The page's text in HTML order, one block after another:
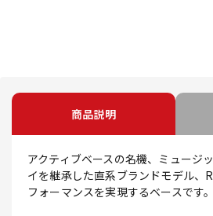
商品説明
アクティブベースの名機、ミュージ
イを継承した直系ブランドモデル、
フォーマンスを実現するベースです。